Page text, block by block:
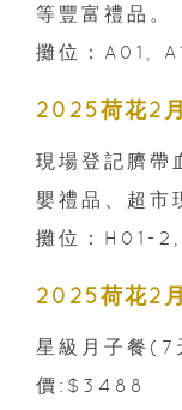
等豐富禮品。
攤位：A01,
2025荷花2
現場登記臍帶
嬰禮品、超市
攤位：H01-
2025荷花2
星級月子餐
價:$3488